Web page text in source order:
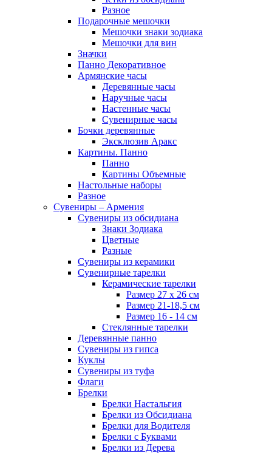
Разное
Подарочные мешочки
Мешочки знаки зодиака
Мешочки для вин
Значки
Панно Декоративное
Армянские часы
Деревянные часы
Наручные часы
Настенные часы
Сувенирные часы
Бочки деревянные
Эксклюзив Аракс
Картины. Панно
Панно
Картины Объемные
Настольные наборы
Разное
Сувениры – Армения
Сувениры из обсидиана
Знаки Зодиака
Цветные
Разные
Сувениры из керамики
Сувенирные тарелки
Керамические тарелки
Размер 27 х 26 см
Размер 21-18,5 см
Размер 16 - 14 см
Стеклянные тарелки
Деревянные панно
Сувениры из гипса
Куклы
Сувениры из туфа
Флаги
Брелки
Брелки Настальгия
Брелки из Обсидиана
Брелки для Водителя
Брелки с Буквами
Брелки из Дерева